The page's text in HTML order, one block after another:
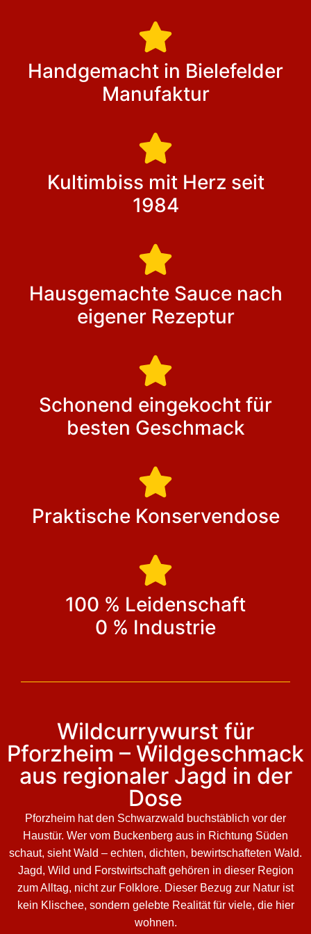
Handgemacht in Bielefelder
Manufaktur
Kultimbiss mit Herz seit
1984
Hausgemachte Sauce nach
eigener Rezeptur
Schonend eingekocht für
besten Geschmack
Praktische Konservendose
100 % Leidenschaft
0 % Industrie
Wildcurrywurst für
Pforzheim – Wildgeschmack
aus regionaler Jagd in der
Dose
Pforzheim hat den Schwarzwald buchstäblich vor der
Haustür. Wer vom Buckenberg aus in Richtung Süden
schaut, sieht Wald – echten, dichten, bewirtschafteten Wald.
Jagd, Wild und Forstwirtschaft gehören in dieser Region
zum Alltag, nicht zur Folklore. Dieser Bezug zur Natur ist
kein Klischee, sondern gelebte Realität für viele, die hier
wohnen.